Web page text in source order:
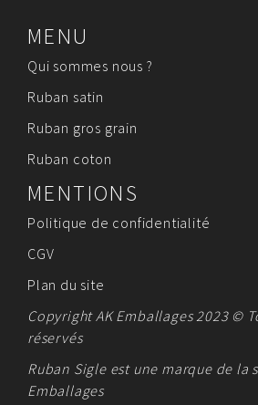
MENU
Qui sommes nous ?
Ruban satin
Ruban gros grain
Ruban coton
MENTIONS
Politique de confidentialité
CGV
Plan du site
Copyright AK Emballages 2023 ©
réservés
Ruban Sigle est une marque de la
Emballages